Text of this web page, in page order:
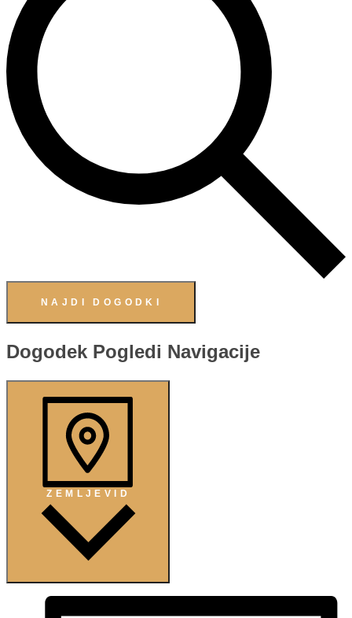
NAJDI DOGODKI
Dogodek Pogledi Navigacije
ZEMLJEVID